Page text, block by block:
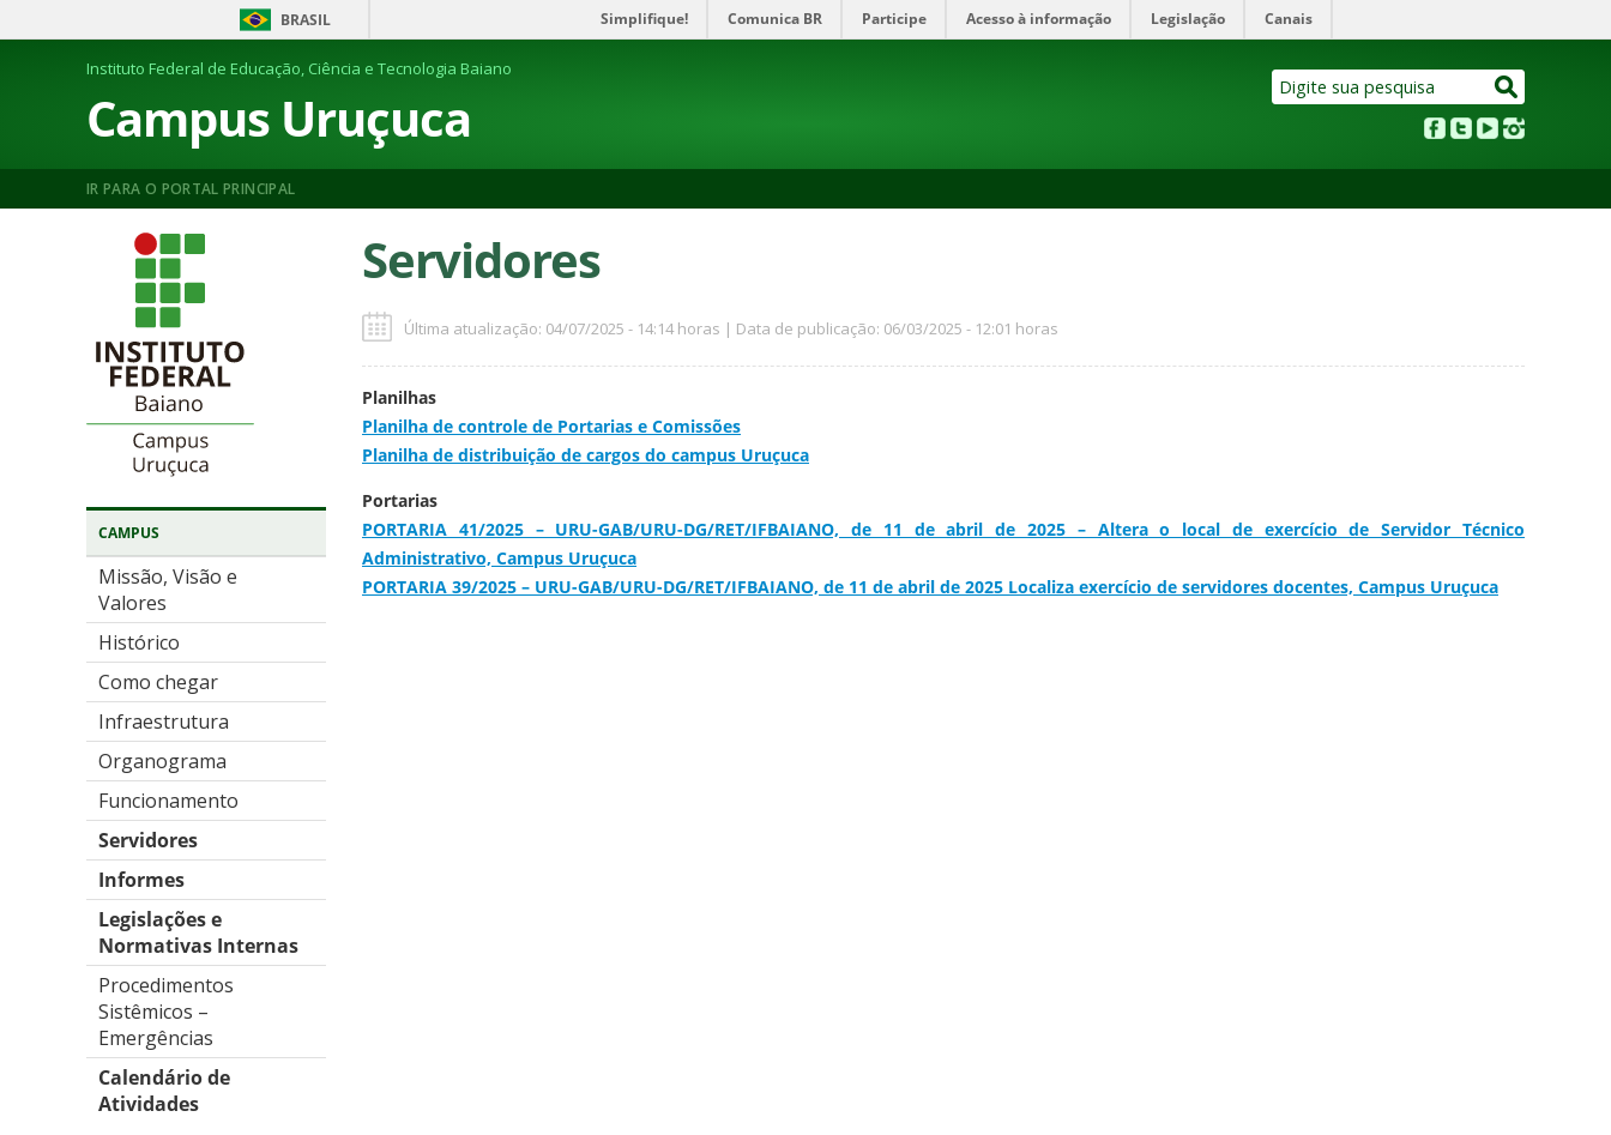
BRASIL Simplifique! Comunica BR Participe Acesso à informação Legislação Canais
Instituto Federal de Educação, Ciência e Tecnologia Baiano
Campus Uruçuca
IR PARA O PORTAL PRINCIPAL
CAMPUS
Missão, Visão e
Valores
Histórico
Como chegar
Infraestrutura
Organograma
Funcionamento
Servidores
Informes
Legislações e
Normativas Internas
Procedimentos
Sistêmicos –
Emergências
Calendário de
Atividades
Servidores
Última atualização: 04/07/2025 - 14:14 horas | Data de publicação: 06/03/2025 - 12:01 horas
Planilhas
Planilha de controle de Portarias e Comissões
Planilha de distribuição de cargos do campus Uruçuca
Portarias
PORTARIA 41/2025 – URU-GAB/URU-DG/RET/IFBAIANO, de 11 de abril de 2025 – Altera o local de exercício de Servidor Técnico
Administrativo, Campus Uruçuca
PORTARIA 39/2025 – URU-GAB/URU-DG/RET/IFBAIANO, de 11 de abril de 2025 Localiza exercício de servidores docentes, Campus Uruçuca